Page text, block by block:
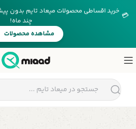
💳 خرید اقساطی محصولات میعاد تایم بدون
چند ماه!
مشاهده محصولات